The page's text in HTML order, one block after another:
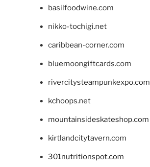
basilfoodwine.com
nikko-tochigi.net
caribbean-corner.com
bluemoongiftcards.com
rivercitysteampunkexpo.com
kchoops.net
mountainsideskateshop.com
kirtlandcitytavern.com
301nutritionspot.com